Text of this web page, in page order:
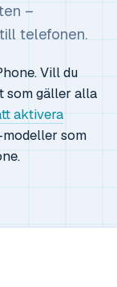
–
telefonen.
Vill du
som gäller alla
aktivera
som